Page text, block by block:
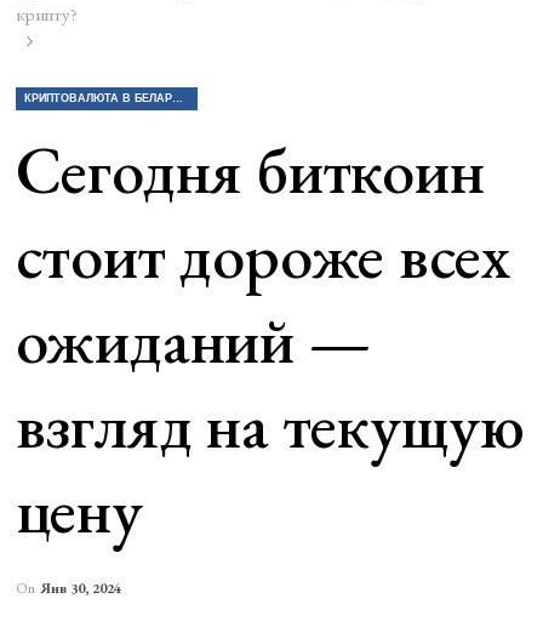
крипту?
КРИПТОВАЛЮТА В БЕЛАРУСИ: ЗАКОННО ЛИ ПОКУПАТЬ, ПРОДАВАТЬ КРИПТУ?
Сегодня биткоин
стоит дороже всех
ожиданий —
взгляд на текущую
цену
On Янв 30, 2024